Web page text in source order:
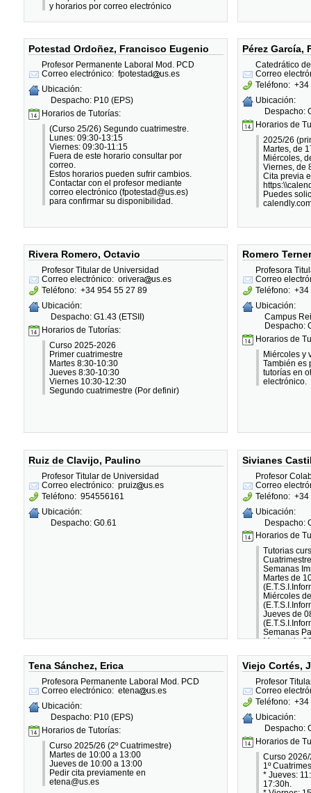
y horarios por correo electrónico
Potestad Ordoñez, Francisco Eugenio
Profesor Permanente Laboral Mod. PCD
Correo electrónico: fpotestad
us.es
Ubicación:
Despacho: P10 (EPS)
Horarios de Tutorías:
(Curso 25/26) Segundo cuatrimestre.
Lunes: 09:30-13:15
Viernes: 09:30-11:15
Fuera de este horario consultar por
correo.
Estos horarios pueden sufrir cambios.
Contactar con el profesor mediante
correo electrónico (fpotestad@us.es)
para confirmar su disponibilidad.
Pérez García,
Catedrático
Correo
Teléfono: +34
Ubicación:
Despacho:
Horarios de
2025/26
Martes, de
Miércoles,
Viernes, de
Cita previa
Puedes
Rivera Romero, Octavio
Profesor Titular de Universidad
Correo electrónico: orivera
us.es
Teléfono: +34 954 55 27 89
Ubicación:
Despacho: G1.43 (ETSII)
Horarios de Tutorías:
Curso 2025-2026
Primer cuatrimestre
Martes 8:30-10:30
Jueves 8:30-10:30
Viernes 10:30-12:30
Segundo cuatrimestre (Por definir)
Romero
Profesora
Correo
Teléfono: +34
Ubicación:
Campus
Despacho:
Horarios de
Miércoles y
También es
tutorías en
electrónico.
Ruiz de Clavijo, Paulino
Profesor Titular de Universidad
Correo electrónico: pruiz
us.es
Teléfono: 954556161
Ubicación:
Despacho: G0.61
Sivianes
Profesor
Correo
Teléfono: +34
Ubicación:
Despacho:
Horarios de
Tutorias
Semanas
Martes de
Miércoles
Jueves de
Semanas
Martes de
(Se
Es posible
horario, con
Tena Sánchez, Erica
Profesora Permanente Laboral Mod. PCD
Correo electrónico: etena
us.es
Ubicación:
Despacho: P10 (EPS)
Horarios de Tutorías:
Curso 2025/26 (2º Cuatrimestre)
Martes de 10:00 a 13:00
Jueves de 10:00 a 13:00
Pedir cita previamente en
etena@us.es
Viejo Cortés,
Profesor
Correo
Teléfono: +34
Ubicación:
Despacho:
Horarios de
Curso
1º
* Jueves:
17:30h.